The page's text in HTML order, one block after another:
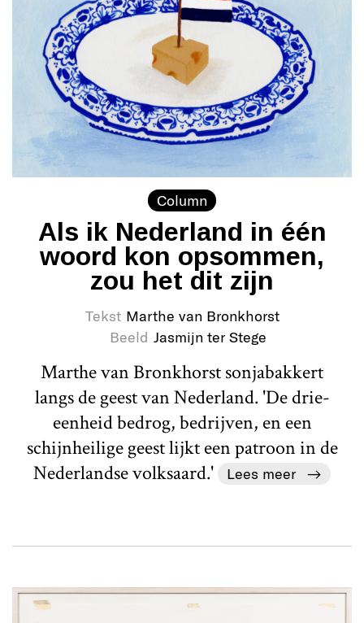
Column
Als ik Nederland in één
woord kon opsommen,
zou het dit zijn
Tekst Marthe van Bronkhorst
Beeld Jasmijn ter Stege
Marthe van Bronkhorst sonjabakkert
langs de geest van Nederland. 'De drie-
eenheid bedrog, bedrijven, en een
schijnheilige geest lijkt een patroon in de
Nederlandse volksaard.'
Lees meer